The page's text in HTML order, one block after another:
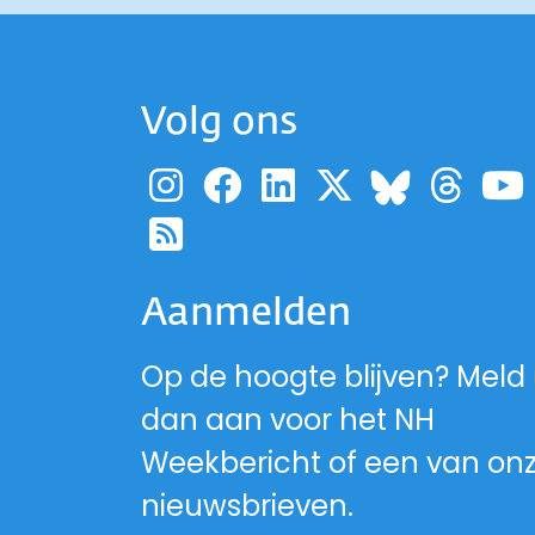
Volg ons
Ga naar de
Ga naar de
Ga naar de
Ga naar
Ga
Ga naar de RSS-
Aanmelden
Op de hoogte blijven? Meld
dan aan voor het NH
Weekbericht of een van
nieuwsbrieven.